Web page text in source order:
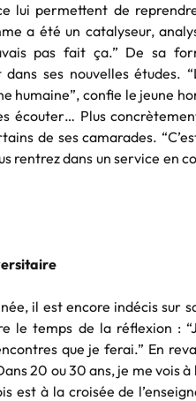
lui permettent de
a été un catalyseur,
pas fait ça.” De sa
ses nouvelles études.
humaine”, confie le jeune
écouter… Plus
de ses camarades.
rentrez dans un service en
il est encore indécis sur
le temps de la réflexion :
que je ferai.” En
20 ou 30 ans, je me vois
est à la croisée de